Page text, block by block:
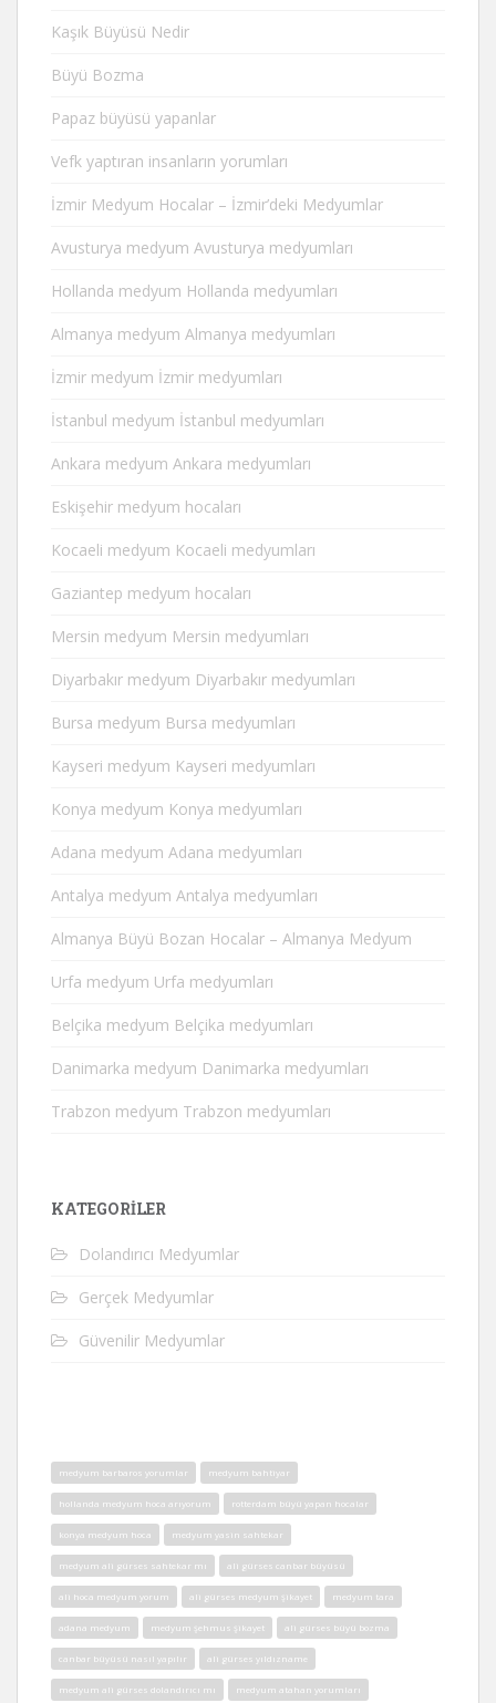
Kaşık Büyüsü Nedir
Büyü Bozma
Papaz büyüsü yapanlar
Vefk yaptıran insanların yorumları
İzmir Medyum Hocalar – İzmir’deki Medyumlar
Avusturya medyum Avusturya medyumları
Hollanda medyum Hollanda medyumları
Almanya medyum Almanya medyumları
İzmir medyum İzmir medyumları
İstanbul medyum İstanbul medyumları
Ankara medyum Ankara medyumları
Eskişehir medyum hocaları
Kocaeli medyum Kocaeli medyumları
Gaziantep medyum hocaları
Mersin medyum Mersin medyumları
Diyarbakır medyum Diyarbakır medyumları
Bursa medyum Bursa medyumları
Kayseri medyum Kayseri medyumları
Konya medyum Konya medyumları
Adana medyum Adana medyumları
Antalya medyum Antalya medyumları
Almanya Büyü Bozan Hocalar – Almanya Medyum
Urfa medyum Urfa medyumları
Belçika medyum Belçika medyumları
Danimarka medyum Danimarka medyumları
Trabzon medyum Trabzon medyumları
KATEGORILER
Dolandırıcı Medyumlar
Gerçek Medyumlar
Güvenilir Medyumlar
medyum barbaros yorumlar medyum bahtiyar
hollanda medyum hoca arıyorum rotterdam büyü yapan hocalar
konya medyum hoca medyum yasin sahtekar
medyum ali gürses sahtekar mı ali gürses canbar büyüsü
ali hoca medyum yorum ali gürses medyum şikayet medyum tara
adana medyum medyum şehmus şikayet ali gürses büyü bozma
canbar büyüsü nasıl yapılır ali gürses yıldızname
medyum ali gürses dolandırıcı mı medyum atahan yorumları